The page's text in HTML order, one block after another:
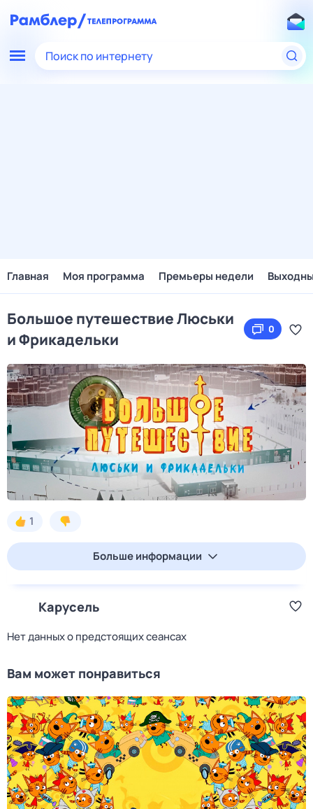
Поиск по интернету
Главная Моя программа Премьеры недели
Большое путешествие Люськи
и Фрикадельки
0
1
Больше информации
Карусель
Нет данных о предстоящих сеансах
Вам может понравиться